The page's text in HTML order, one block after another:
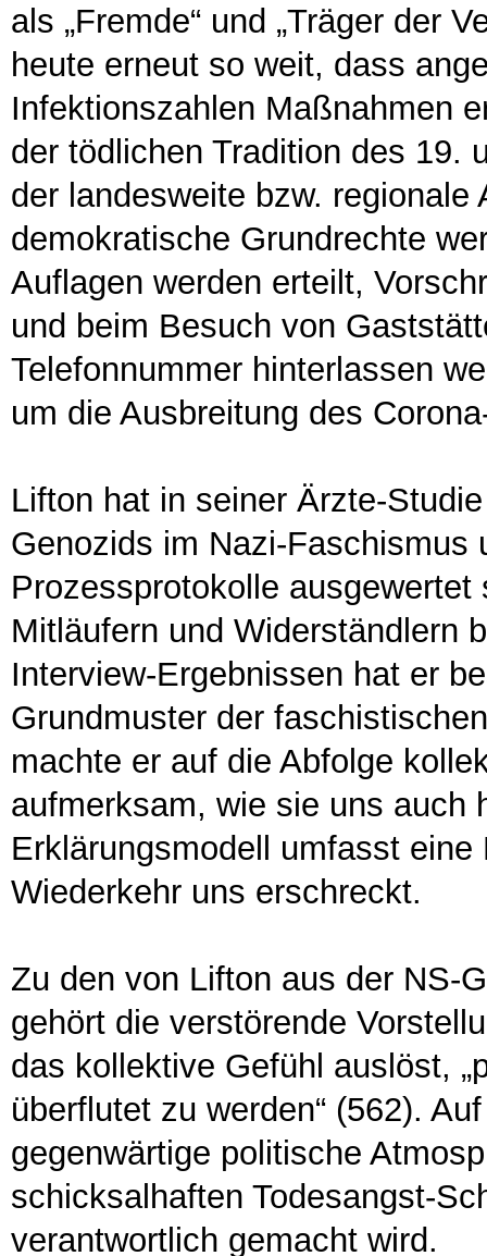
als „Fremde“ und „Träger der
heute erneut so weit, dass
Infektionszahlen Maßnahmen
der tödlichen Tradition des 19.
der landesweite bzw.
demokratische Grundrechte
Auflagen werden erteilt,
und beim Besuch von
Telefonnummer hinterlassen
um die Ausbreitung des
Lifton hat in seiner Ärzte-
Genozids im Nazi-Faschismus
Prozessprotokolle
Mitläufern und Widerständlern
Interview-Ergebnissen hat er
Grundmuster der
machte er auf die Abfolge
aufmerksam, wie sie uns auch
Erklärungsmodell umfasst
Wiederkehr uns erschreckt.
Zu den von Lifton aus der NS-
gehört die verstörende
das kollektive Gefühl auslöst,
überflutet zu werden“ (562).
gegenwärtige politische
schicksalhaften Todesangst-
verantwortlich gemacht wird.